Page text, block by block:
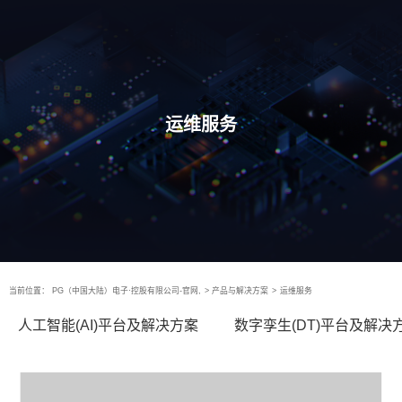
运维服务
当前位置： PG（中国大陆）电子·控股有限公司-官网, > 产品与解决方案 > 运维服务
人工智能(AI)平台及解决方案 数字孪生(DT)平台及解决